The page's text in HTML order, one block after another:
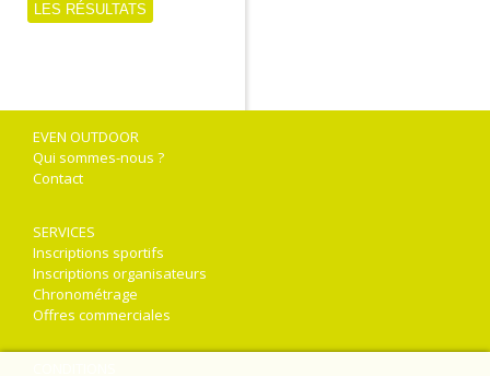
LES RÉSULTATS
EVEN OUTDOOR
Qui sommes-nous ?
Contact
SERVICES
Inscriptions sportifs
Inscriptions organisateurs
Chronométrage
Offres commerciales